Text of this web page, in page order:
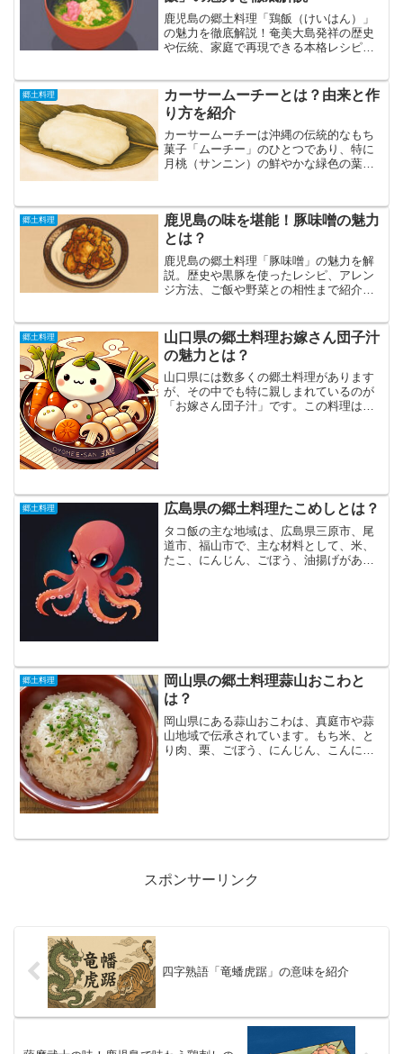
鹿児島の郷土料理「鶏飯（けいはん）」
の魅力を徹底解説！奄美大島発祥の歴史
や伝統、家庭で再現できる本格レシピ、
く一杯をあなたの食卓へ。
郷土料理
カーサームーチーとは？由来と作
り方を紹介
カーサームーチーは沖縄の伝統的なもち
菓子「ムーチー」のひとつであり、特に
月桃（サンニン）の鮮やかな緑色の葉を
地は、ほんのりとした優しい甘さと深い
コクを併せ持ち、月桃の葉...
郷土料理
鹿児島の味を堪能！豚味噌の魅力
とは？
鹿児島の郷土料理「豚味噌」の魅力を解
説。歴史や黒豚を使ったレシピ、アレン
ジ方法、ご飯や野菜との相性まで紹介。
郷土料理
山口県の郷土料理お嫁さん団子汁
の魅力とは？
山口県には数多くの郷土料理があります
が、その中でも特に親しまれているのが
「お嫁さん団子汁」です。この料理は、
郷土料理 広島県の郷土料理たこめしとは？
タコ飯の主な地域は、広島県三原市、尾
道市、福山市で、主な材料として、米、
たこ、にんじん、ごぼう、油揚げがあり
郷土料理
岡山県の郷土料理蒜山おこわと
は？
岡山県にある蒜山おこわは、真庭市や蒜
山地域で伝承されています。もち米、と
り肉、栗、ごぼう、にんじん、こんにゃ
スポンサーリンク
四字熟語「竜蟠虎踞」の意味を紹介